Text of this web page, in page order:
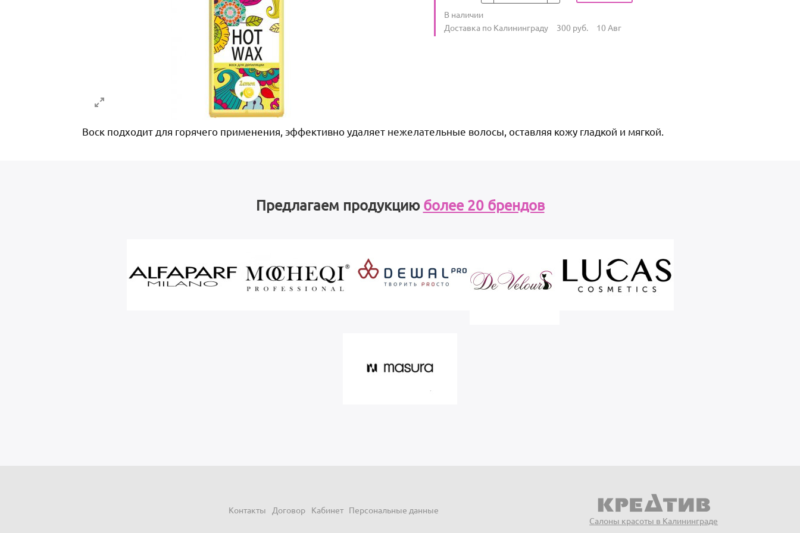
Количество
В наличии
Условия доставки
Доставка по Калининграду 300 руб. 10 Авг
Воск подходит для горячего применения, эффективно удаляет нежелательные волосы, оставляя кожу гладкой и мягкой.
Предлагаем продукцию более 20 брендов
Контакты Договор Кабинет Персональные данные
Салоны красоты в Калининграде